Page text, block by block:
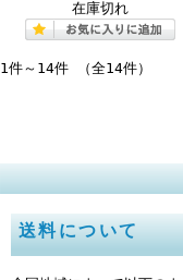
在庫切れ
1件～14件 （全14件）
送料について